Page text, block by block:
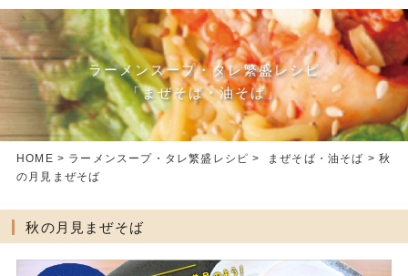
ラーメンスープ・タレ繁盛レシピ
「まぜそば・油そば」
HOME > ラーメンスープ・タレ繁盛レシピ > まぜそば・油そば > 秋
の月見まぜそば
秋の月見まぜそば